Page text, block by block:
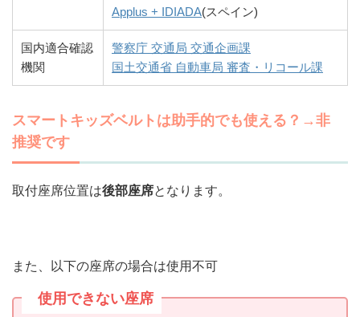
Applus + IDIADA(スペイン)
国内適合確認
機関
警察庁 交通局 交通企画課
国土交通省 自動車局 審査・リコール課
スマートキッズベルトは助手的でも使える？→非
推奨です
取付座席位置は後部座席となります。
また、以下の座席の場合は使用不可
使用できない座席